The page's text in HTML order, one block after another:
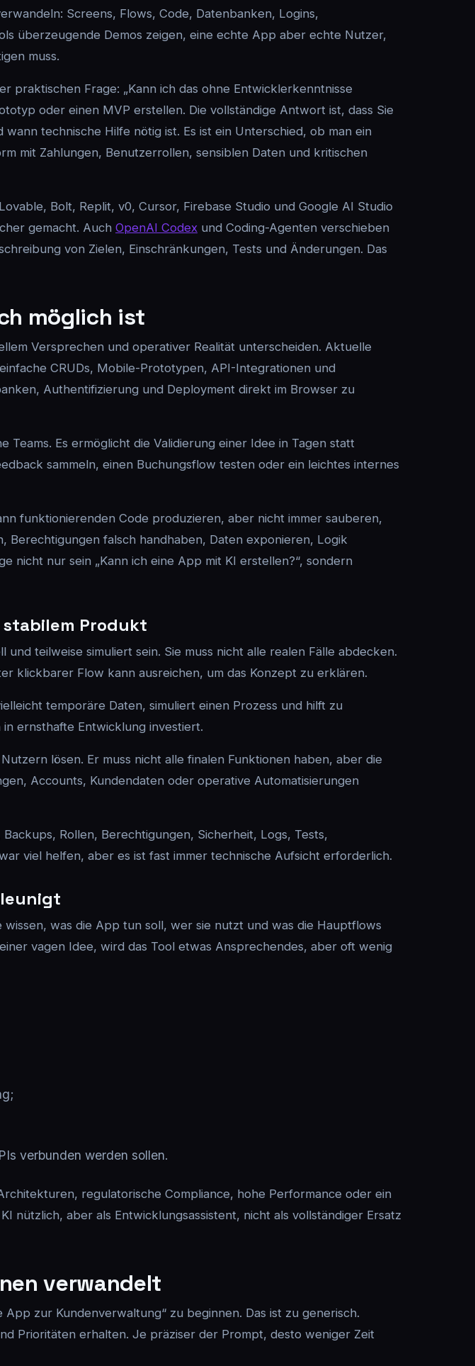
Screens, Flows, Code, Datenbanken, Logins,
überzeugende Demos zeigen, eine echte App aber echte Nutzer,
muss.
praktischen Frage: „Kann ich das ohne Entwicklerkenntnisse
oder einen MVP erstellen. Die vollständige Antwort ist, dass Sie
technische Hilfe nötig ist. Es ist ein Unterschied, ob man ein
mit Zahlungen, Benutzerrollen, sensiblen Daten und kritischen
Bolt, Replit, v0, Cursor, Firebase Studio und Google AI Studio
gemacht. Auch OpenAI Codex und Coding-Agenten verschieben
von Zielen, Einschränkungen, Tests und Änderungen. Das
möglich ist
Versprechen und operativer Realität unterscheiden. Aktuelle
CRUDs, Mobile-Prototypen, API-Integrationen und
Authentifizierung und Deployment direkt im Browser zu
Es ermöglicht die Validierung einer Idee in Tagen statt
sammeln, einen Buchungsflow testen oder ein leichtes internes
funktionierenden Code produzieren, aber nicht immer sauberen,
Berechtigungen falsch handhaben, Daten exponieren, Logik
nicht nur sein „Kann ich eine App mit KI erstellen?“, sondern
stabilem Produkt
teilweise simuliert sein. Sie muss nicht alle realen Fälle abdecken.
klickbarer Flow kann ausreichen, um das Konzept zu erklären.
temporäre Daten, simuliert einen Prozess und hilft zu
ernsthafte Entwicklung investiert.
lösen. Er muss nicht alle finalen Funktionen haben, aber die
Accounts, Kundendaten oder operative Automatisierungen
Rollen, Berechtigungen, Sicherheit, Logs, Tests,
viel helfen, aber es ist fast immer technische Aufsicht erforderlich.
was die App tun soll, wer sie nutzt und was die Hauptflows
vagen Idee, wird das Tool etwas Ansprechendes, aber oft wenig
verbunden werden sollen.
regulatorische Compliance, hohe Performance oder ein
nützlich, aber als Entwicklungsassistent, nicht als vollständiger Ersatz
verwandelt
zur Kundenverwaltung“ zu beginnen. Das ist zu generisch.
Prioritäten erhalten. Je präziser der Prompt, desto weniger Zeit